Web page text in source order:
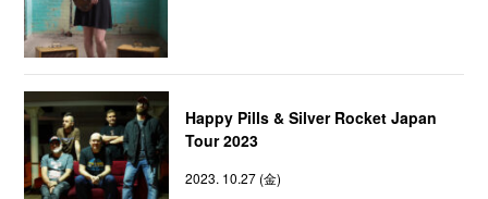
Happy Pills & Silver Rocket Japan
Tour 2023
2023. 10.27 (金)